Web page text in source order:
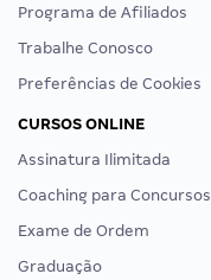
Programa de Afiliados
Trabalhe Conosco
Preferências de Cookies
CURSOS ONLINE
Assinatura Ilimitada
Coaching para Concursos
Exame de Ordem
Graduação